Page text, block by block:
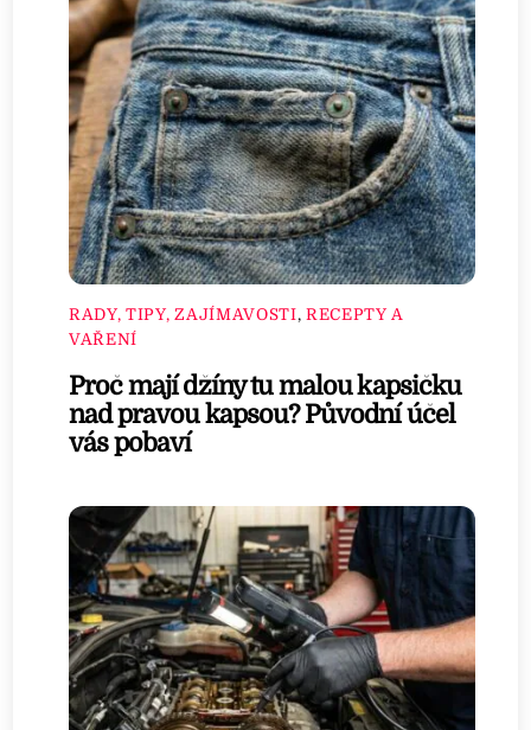
RADY, TIPY, ZAJÍMAVOSTI, RECEPTY A
VAŘENÍ
Proč mají džíny tu malou kapsičku
nad pravou kapsou? Původní účel
vás pobaví